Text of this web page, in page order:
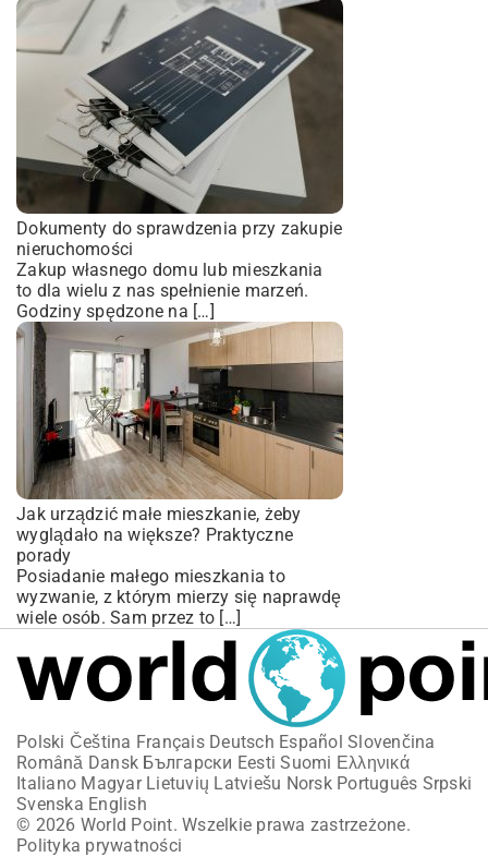
Dokumenty do sprawdzenia przy zakupie
nieruchomości
Zakup własnego domu lub mieszkania
to dla wielu z nas spełnienie marzeń.
Godziny spędzone na […]
Jak urządzić małe mieszkanie, żeby
wyglądało na większe? Praktyczne
porady
Posiadanie małego mieszkania to
wyzwanie, z którym mierzy się naprawdę
wiele osób. Sam przez to […]
Polski Čeština Français Deutsch Español Slovenčina
Română Dansk Български Eesti Suomi Ελληνικά
Italiano Magyar Lietuvių Latviešu Norsk Português Srpski
Svenska English
© 2026 World Point. Wszelkie prawa zastrzeżone.
Polityka prywatności